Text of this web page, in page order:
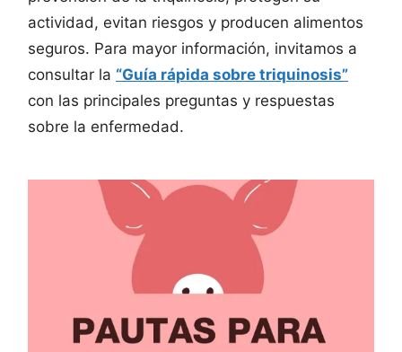
actividad, evitan riesgos y producen alimentos
seguros. Para mayor información, invitamos a
consultar la “Guía rápida sobre triquinosis”
con las principales preguntas y respuestas
sobre la enfermedad.